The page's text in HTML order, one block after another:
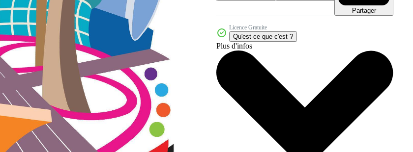
Partager
Licence Gratuite
Qu'est-ce que c'est ?
Plus d'infos